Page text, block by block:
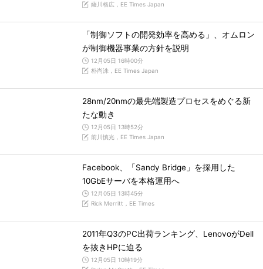
薩川格広，EE Times Japan
「制御ソフトの開発効率を高める」、オムロン
が制御機器事業の方針を説明
12月05日 16時00分
朴尚洙，EE Times Japan
28nm/20nmの最先端製造プロセスをめぐる新
たな動き
12月05日 13時52分
前川慎光，EE Times Japan
Facebook、「Sandy Bridge」を採用した
10GbEサーバを本格運用へ
12月05日 13時45分
Rick Merritt，EE Times
2011年Q3のPC出荷ランキング、LenovoがDell
を抜きHPに迫る
12月05日 10時19分